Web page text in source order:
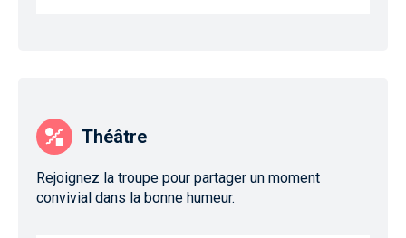
Théâtre
Rejoignez la troupe pour partager un moment
convivial dans la bonne humeur.